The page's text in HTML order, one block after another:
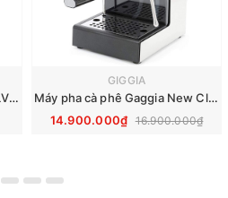
Máy pha Cà phê Espresso SILVERCREST - SEMS 1100 B2
GIGGIA
Máy pha cà phê Gaggia New Classic
14.900.000₫ 16.900.000₫